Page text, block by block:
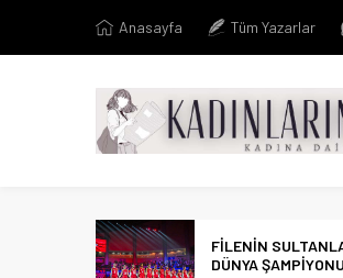
Anasayfa Tüm Yazarlar
FİLENİN
DÜNYA ŞAMPİYONU